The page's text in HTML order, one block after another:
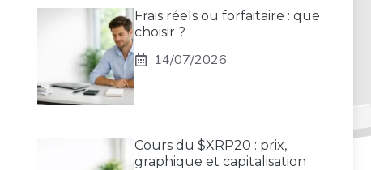
Frais réels ou forfaitaire : que
choisir ?
14/07/2026
Cours du $XRP20 : prix,
graphique et capitalisation